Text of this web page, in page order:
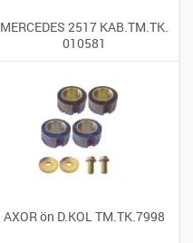
MERCEDES 2517 KAB.TM.TK.
010581
AXOR ön D.KOL TM.TK.7998